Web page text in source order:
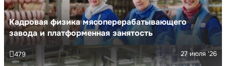
Кадровая физика мясоперерабатывающего
завода и платформенная занятость
27 июля '26
479